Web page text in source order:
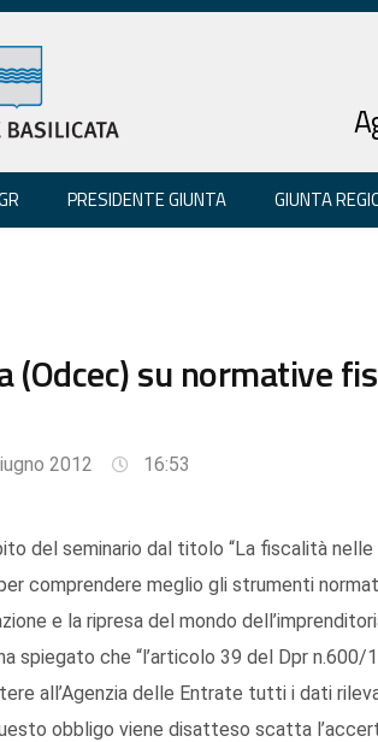
PRESIDENTE GIUNTA GIUNTA
(Odcec) su normative
2012 16:53
del seminario dal titolo “La fiscalità
comprendere meglio gli strumenti
e la ripresa del mondo
spiegato che “l’articolo 39 del Dpr
all’Agenzia delle Entrate tutti i dati
obbligo viene disatteso scatta